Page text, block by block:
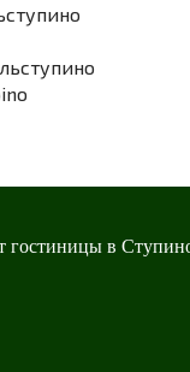
гостиницы в